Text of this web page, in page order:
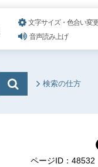
文字サイズ・色合い変
音声読み上げ
検索の仕方
ページID：48532